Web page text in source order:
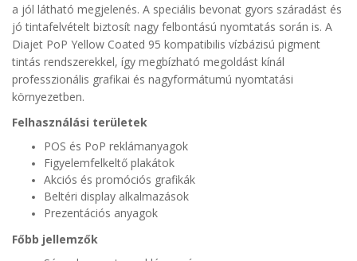
a jól látható megjelenés. A speciális bevonat gyors száradást és
jó tintafelvételt biztosít nagy felbontású nyomtatás során is. A
Diajet PoP Yellow Coated 95 kompatibilis vízbázisú pigment
tintás rendszerekkel, így megbízható megoldást kínál
professzionális grafikai és nagyformátumú nyomtatási
környezetben.
Felhasználási területek
POS és PoP reklámanyagok
Figyelemfelkeltő plakátok
Akciós és promóciós grafikák
Beltéri display alkalmazások
Prezentációs anyagok
Főbb jellemzők